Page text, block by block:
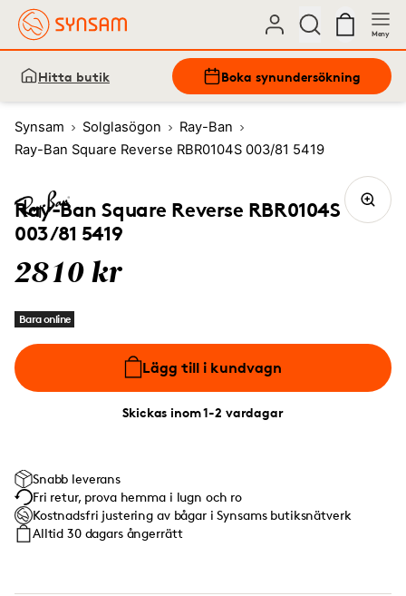
Meny
Hitta butik Boka synundersökning
Synsam Solglasögon
Ray-Ban
Ray-Ban Square Reverse RBR0104S 003/81 5419
Ray-Ban Square Reverse RBR0104S
003/81 5419
2810 kr
Bara online
Lägg till i kundvagn
Skickas inom 1-2 vardagar
Snabb leverans
Fri retur, prova hemma i lugn och ro
Kostnadsfri justering av bågar i Synsams butiksnätverk
Alltid 30 dagars ångerrätt